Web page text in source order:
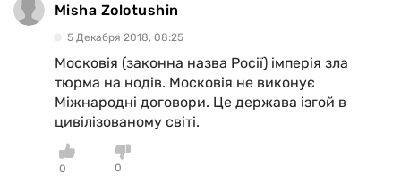
Misha Zolotushin
5 Декабря 2018, 08:25
Московія (законна назва Росії) імперія зла
тюрма на нодів. Московія не виконує
Міжнародні договори. Це держава ізгой в
цивілізованому світі.
0
0